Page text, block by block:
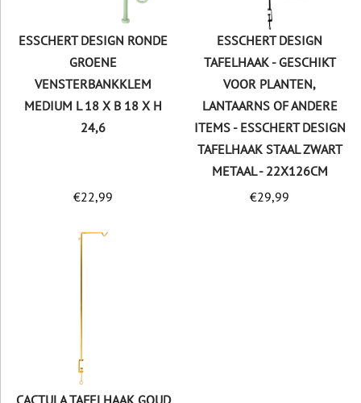
ESSCHERT DESIGN RONDE
GROENE
VENSTERBANKKLEM
MEDIUM L 18 X B 18 X H
24,6
€22,99
ESSCHERT DESIGN
TAFELHAAK - GESCHIKT
VOOR PLANTEN,
LANTAARNS OF ANDERE
ITEMS - ESSCHERT DESIGN
TAFELHAAK STAAL ZWART
METAAL - 22X126CM
€29,99